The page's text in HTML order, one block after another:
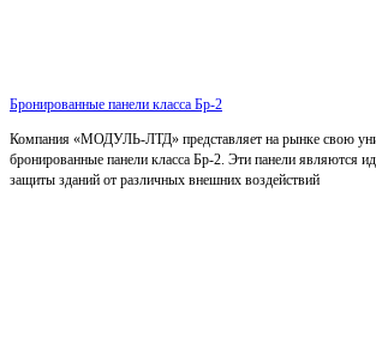
Бронированные панели класса Бр-2
Компания «МОДУЛЬ-ЛТД» представляет на рынке свою
бронированные панели класса Бр-2. Эти панели являются
защиты зданий от различных внешних воздействий